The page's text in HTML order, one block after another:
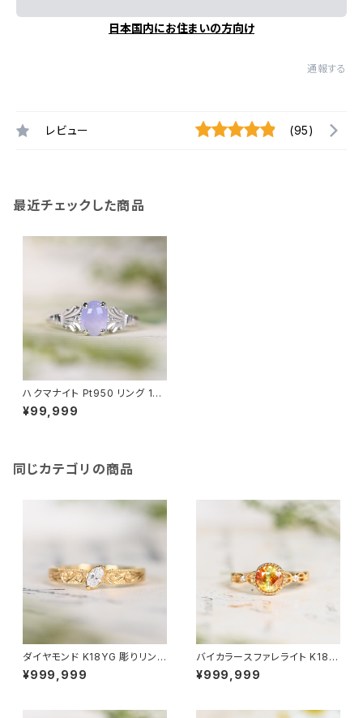
日本国内にお住まいの方向け
通報する
レビュー (95)
最近チェックした商品
ハクマナイト Pt950 リング 10
号（GH1100シアリー）
¥99,999
同じカテゴリの商品
ダイヤモンド K18YG 彫りリング
11号（GH1039）SCG6714
¥999,999
バイカラースファレライト K18Y
G リング 10号（JK6953）
¥999,999